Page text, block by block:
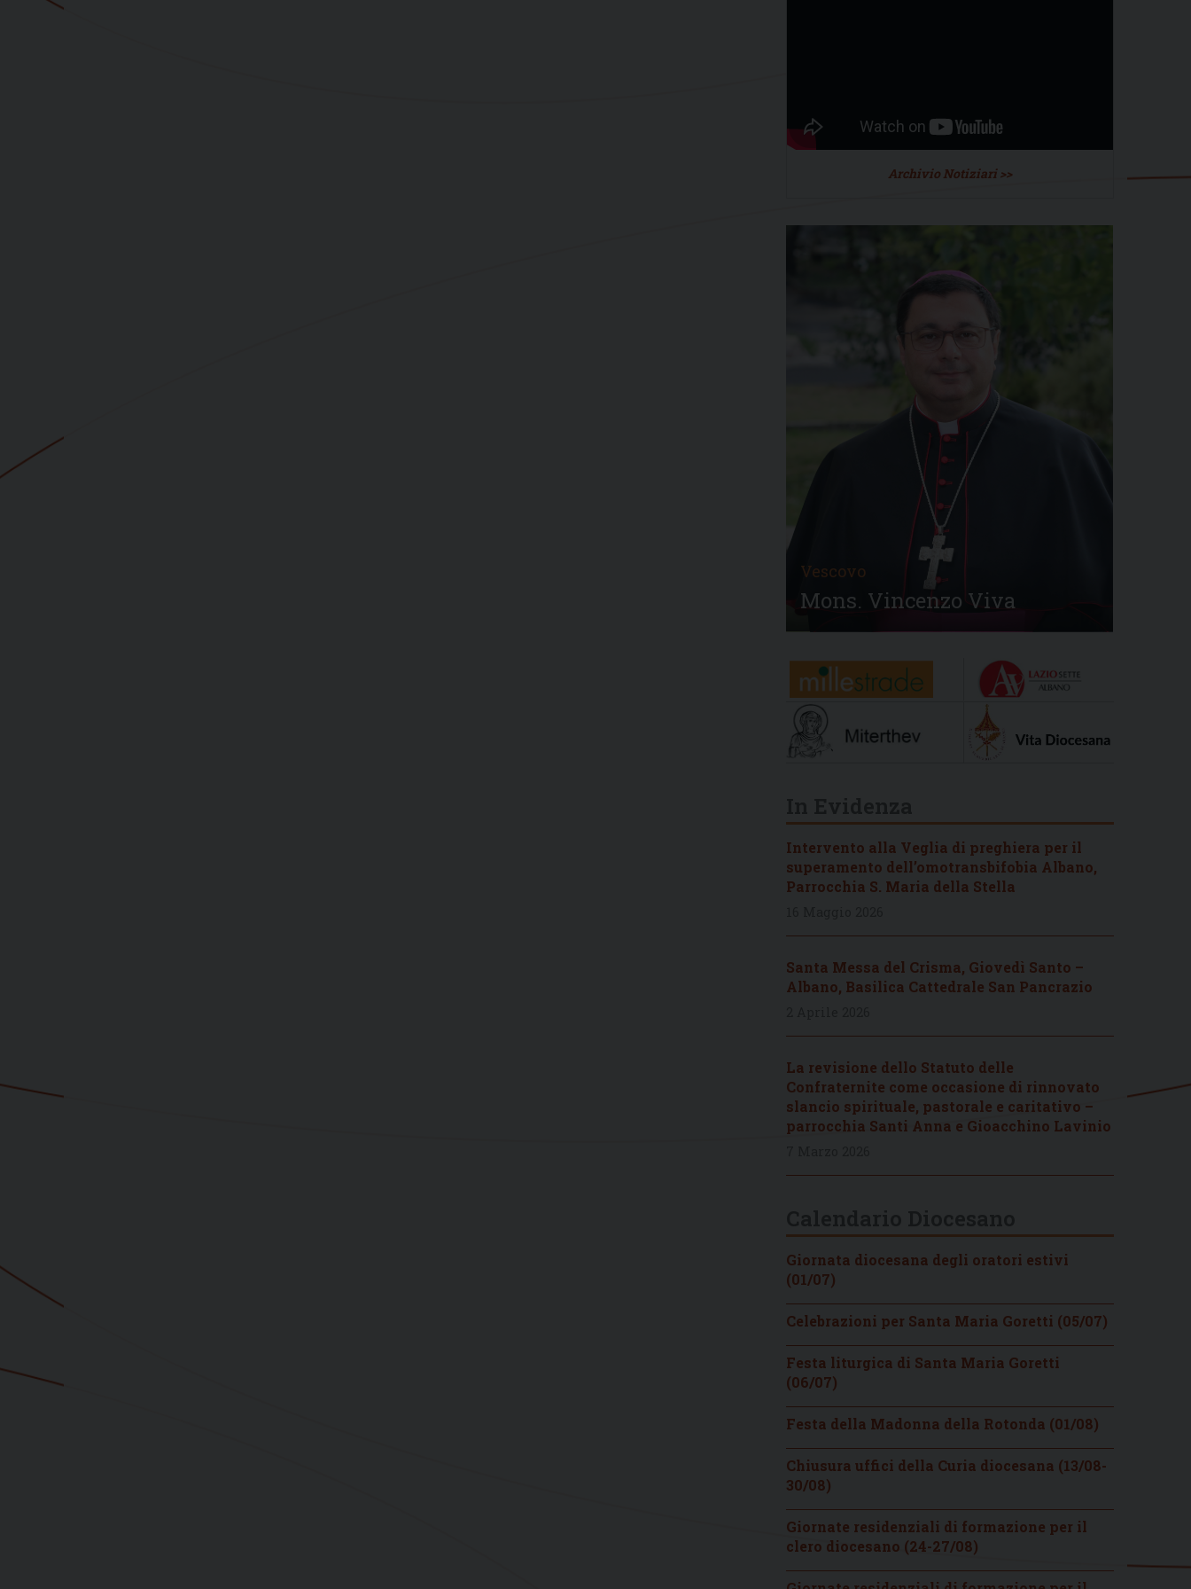
Archivio Notiziari >>
Vescovo
Mons. Vincenzo Viva
Intervento alla Veglia di preghiera per il
superamento dell’omotransbifobia Albano,
Parrocchia S. Maria della Stella
Santa Messa del Crisma, Giovedì Santo –
Albano, Basilica Cattedrale San Pancrazio
La revisione dello Statuto delle
Confraternite come occasione di rinnovato
slancio spirituale, pastorale e caritativo –
parrocchia Santi Anna e Gioacchino Lavinio
Giornata diocesana degli oratori estivi
(01/07)
Celebrazioni per Santa Maria Goretti (05/07)
Festa liturgica di Santa Maria Goretti
(06/07)
Festa della Madonna della Rotonda (01/08)
Chiusura uffici della Curia diocesana (13/08-
30/08)
Giornate residenziali di formazione per il
clero diocesano (24-27/08)